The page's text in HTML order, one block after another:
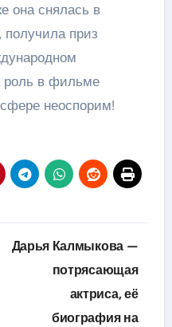
она снялась в
получила приз
в фильме
неоспорим!
Дарья Калмыкова —
потрясающая
актриса, её
биография на